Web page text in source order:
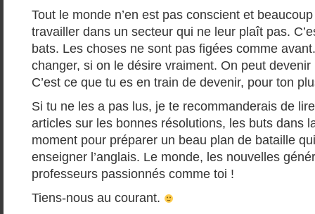
Tout le monde n’en est pas conscient et
travailler dans un secteur qui ne leur plaît pas.
bats. Les choses ne sont pas figées comme
changer, si on le désire vraiment. On peut
C’est ce que tu es en train de devenir, pour ton
Si tu ne les a pas lus, je te recommanderais de
articles sur les bonnes résolutions, les buts dans
moment pour préparer un beau plan de bataille
enseigner l’anglais. Le monde, les nouvelles
professeurs passionnés comme toi !
Tiens-nous au courant.